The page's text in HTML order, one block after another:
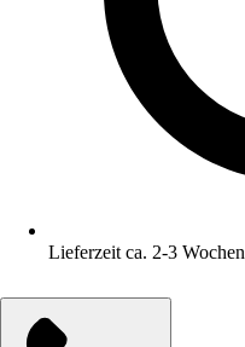
Lieferzeit ca. 2-3 Wochen